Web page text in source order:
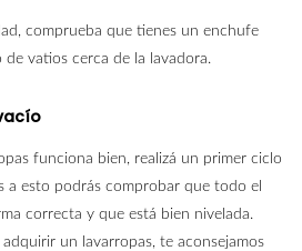
comprueba que tienes un enchufe
vatios cerca de la lavadora.
funciona bien, realizá un primer ciclo
a esto podrás comprobar que todo el
correcta y que está bien nivelada.
un lavarropas, te aconsejamos